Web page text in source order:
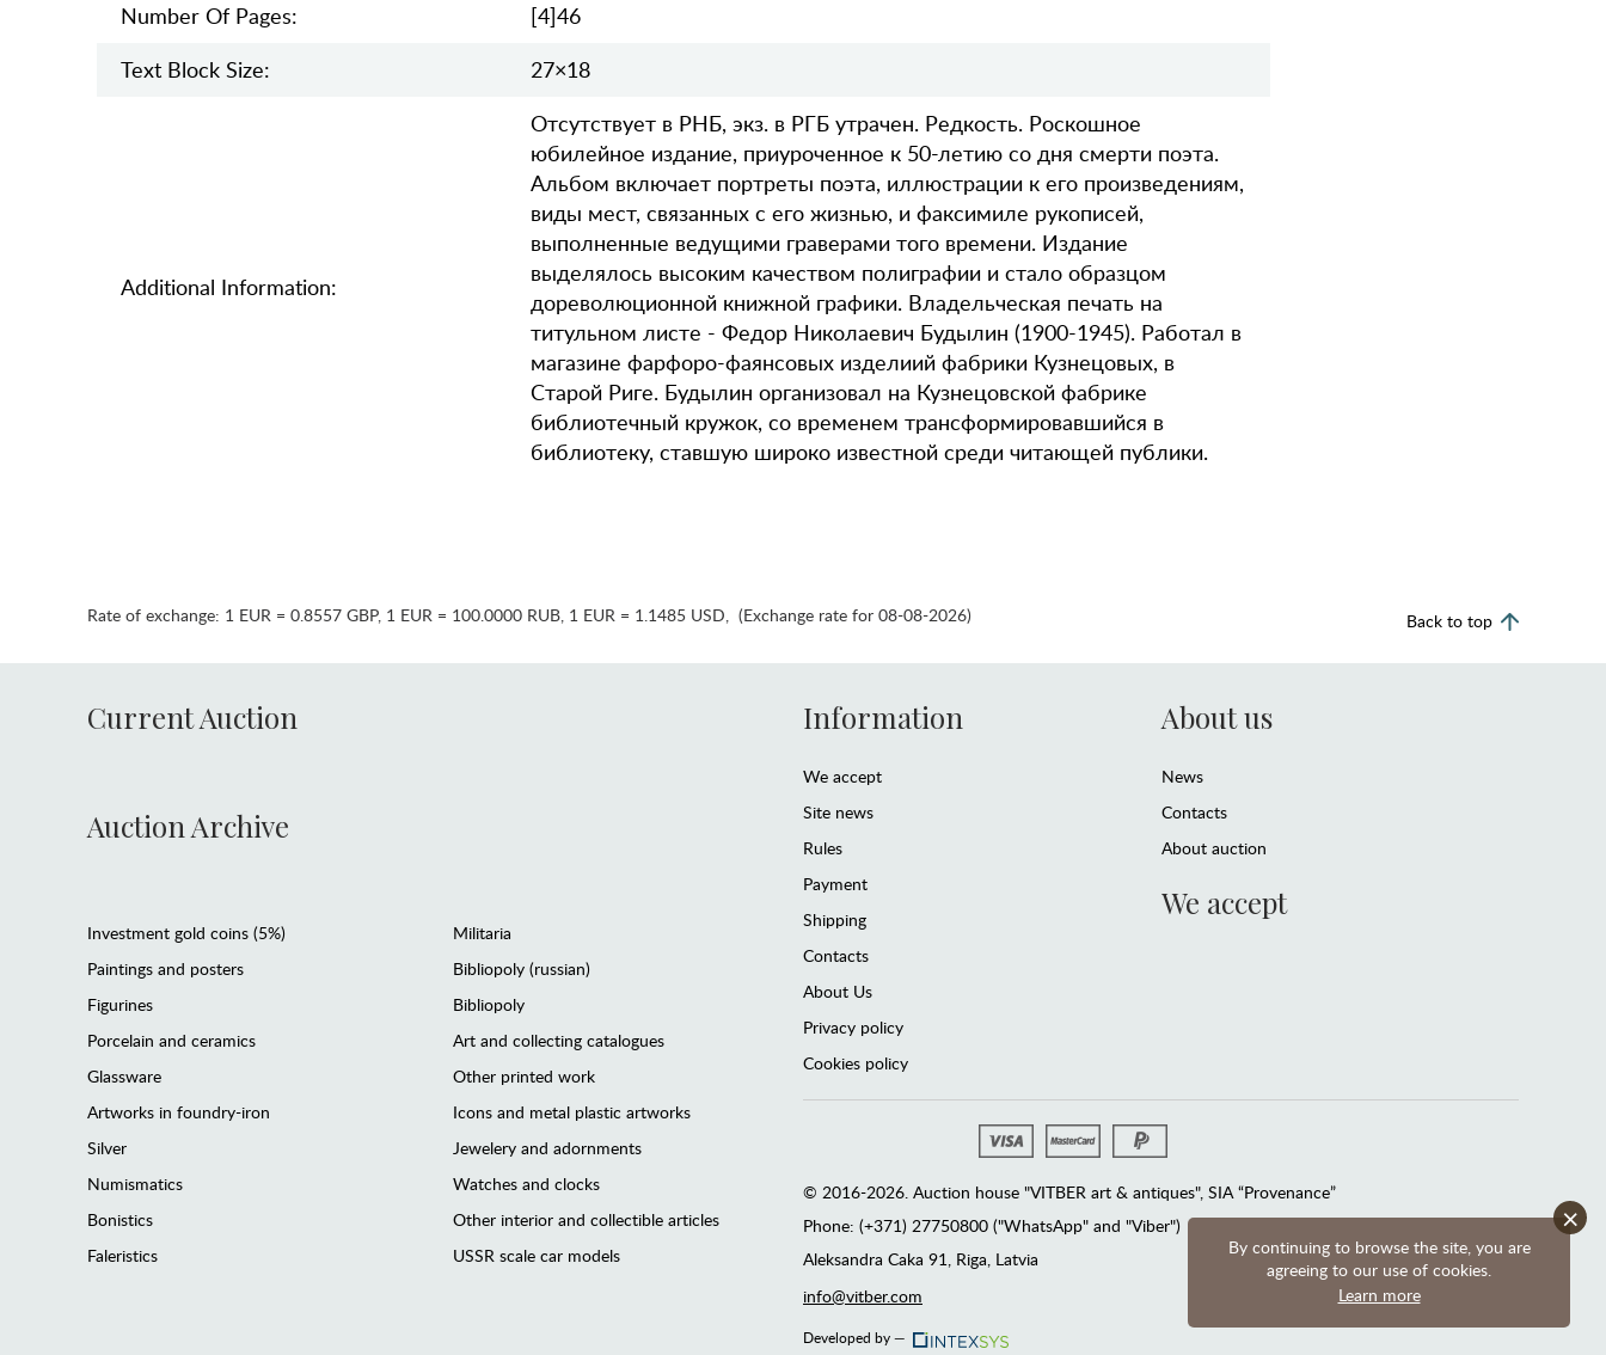
Number Of Pages:
[4]46
Text Block Size:
27×18
Additional Information:
Отсутствует в РНБ, экз. в РГБ утрачен. Редкость. Роскошное
юбилейное издание, приуроченное к 50-летию со дня смерти поэта.
Альбом включает портреты поэта, иллюстрации к его произведениям,
виды мест, связанных с его жизнью, и факсимиле рукописей,
выполненные ведущими граверами того времени. Издание
выделялось высоким качеством полиграфии и стало образцом
дореволюционной книжной графики. Владельческая печать на
титульном листе - Федор Николаевич Будылин (1900-1945). Работал в
магазине фарфоро-фаянсовых изделиий фабрики Кузнецовых, в
Старой Риге. Будылин организовал на Кузнецовской фабрике
библиотечный кружок, со временем трансформировавшийся в
библиотеку, ставшую широко известной среди читающей публики.
By continuing to browse the site, you are
agreeing to our use of cookies.
Learn more
×
Rate of exchange: 1 EUR = 0.8557 GBP, 1 EUR = 100.0000 RUB, 1 EUR = 1.1485 USD, (Exchange rate for 08-08-2026) Back to top
Current Auction
Auction Archive
Investment gold coins (5%)
Paintings and posters
Figurines
Porcelain and ceramics
Glassware
Artworks in foundry-iron
Silver
Numismatics
Bonistics
Faleristics
Militaria
Bibliopoly (russian)
Bibliopoly
Art and collecting catalogues
Other printed work
Icons and metal plastic artworks
Jewelery and adornments
Watches and clocks
Other interior and collectible articles
USSR scale car models
Information
We accept
Site news
Rules
Payment
Shipping
Contacts
About Us
Privacy policy
Cookies policy
About us
News
Contacts
About auction
We accept
© 2016-2026. Auction house "VITBER art & antiques", SIA “Provenance”
Phone: (+371) 27750800 ("WhatsApp" and "Viber")
Аleksandra Caka 91, Riga, Latvia
info@vitber.com
Developed by —